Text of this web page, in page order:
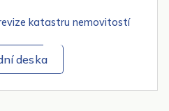
katastru nemovitostí
deska